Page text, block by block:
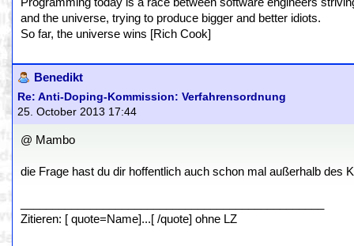
and the universe, trying to produce bigger and better idiots.
So far, the universe wins [Rich Cook]
Benedikt
Re: Anti-Doping-Kommission: Verfahrensordnung
25. October 2013 17:44
@ Mambo
die Frage hast du dir hoffentlich auch schon mal außerhalb des
Zitieren: [ quote=Name]...[ /quote] ohne LZ